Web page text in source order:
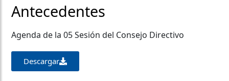
Antecedentes
Agenda de la 05 Sesión del Consejo Directivo
Descargar